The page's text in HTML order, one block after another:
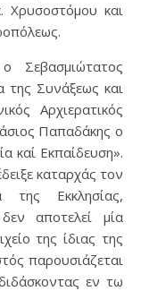
Χρυσοστόμου και
Σεβασμιώτατος
της Συνάξεως και
Αρχιερατικός
Παπαδάκης ο
καί Εκπαίδευση».
καταρχάς τον
της Εκκλησίας,
αποτελεί μία
της ίδιας της
παρουσιάζεται
εν τω